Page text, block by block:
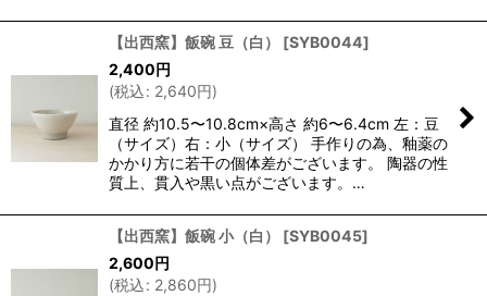
【出西窯】飯碗 豆（白） [SYB0044]
2,400円
(税込: 2,640円)
直径 約10.5〜10.8cm×高さ 約6〜6.4cm 左：豆
（サイズ）右：小（サイズ） 手作りの為、釉薬の
かかり方に若干の個体差がございます。 陶器の性
質上、貫入や黒い点がございます。…
【出西窯】飯碗 小（白） [SYB0045]
2,600円
(税込: 2,860円)